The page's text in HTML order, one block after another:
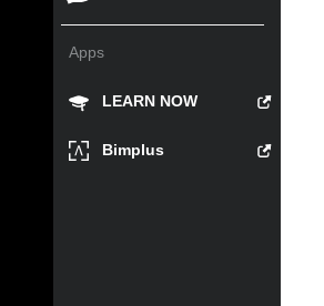
Apps
LEARN NOW
Bimplus